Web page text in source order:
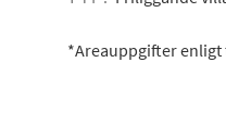
*Areauppgifter